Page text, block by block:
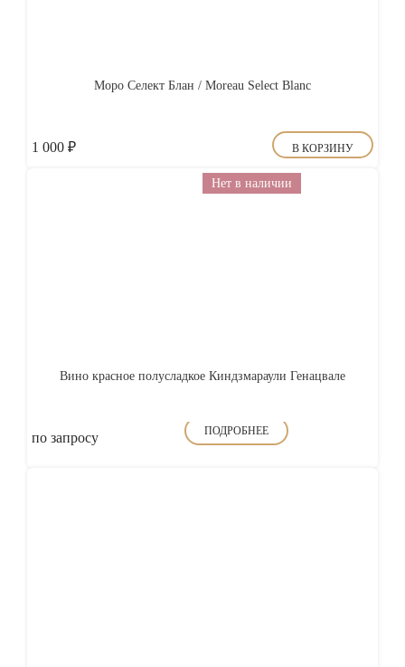
Моро Селект Блан / Moreau Select Blanc
1 000 ₽ В КОРЗИНУ
Нет в наличии
Вино красное полусладкое Киндзмараули Генацвале
по запросу ПОДРОБНЕЕ